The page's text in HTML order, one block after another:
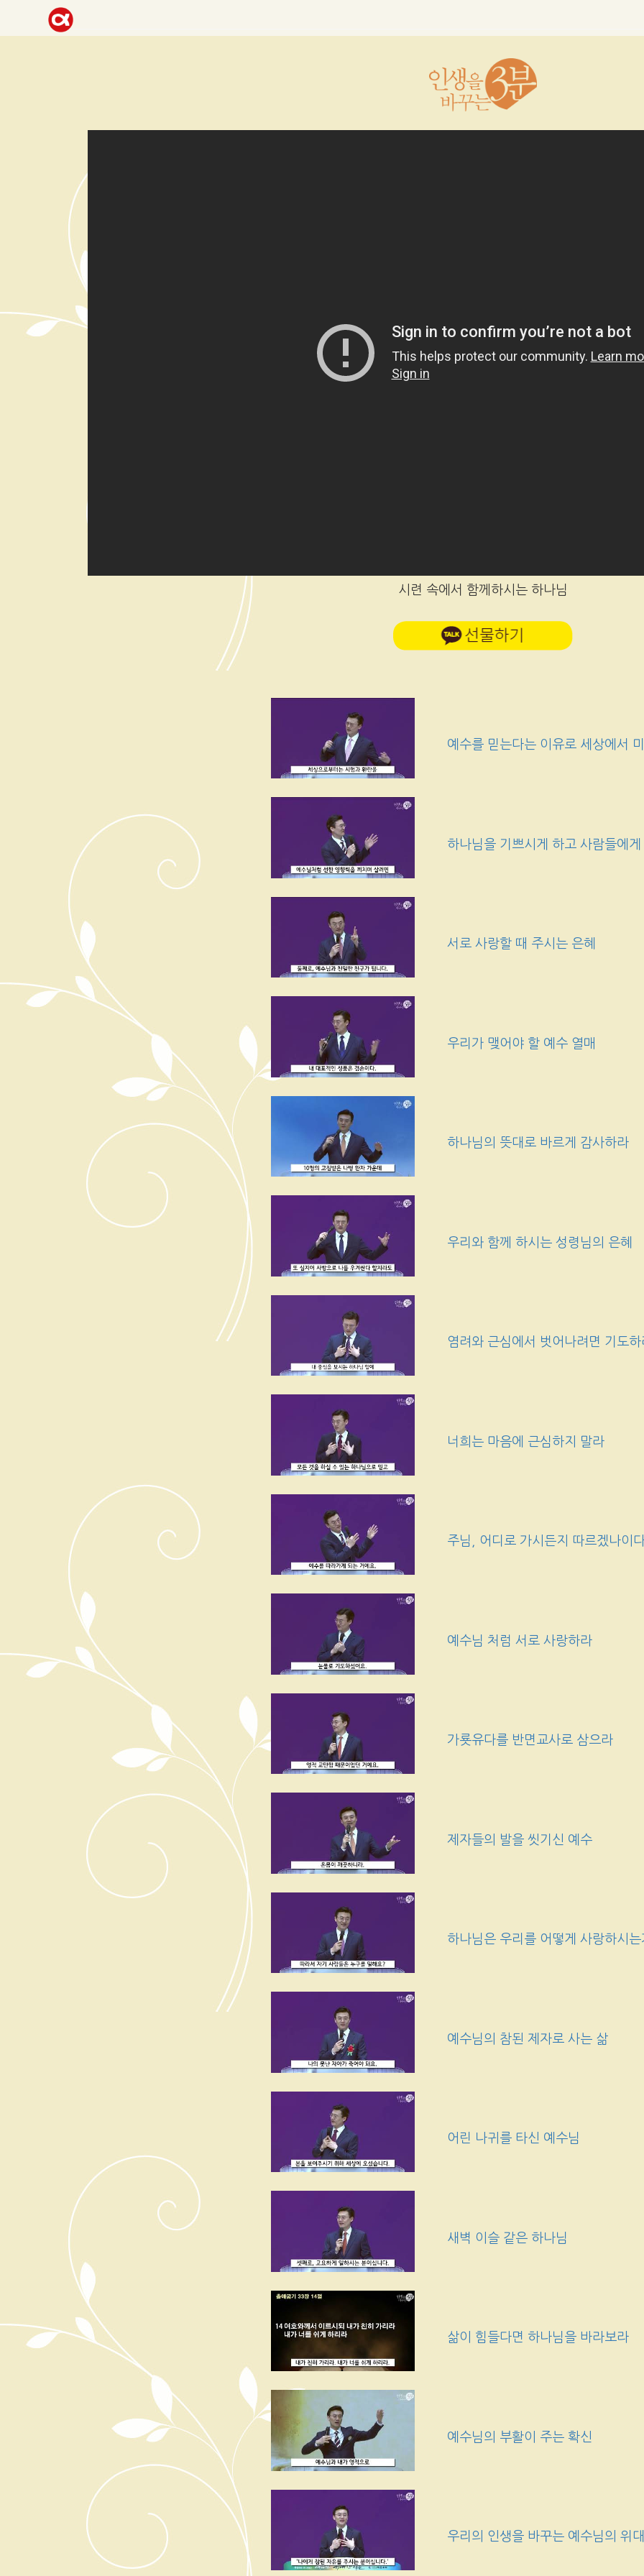
시련 속에서 함께하시는 하나님
예수를 믿는다는 이유로 세상에서
하나님을 기쁘시게 하고 사람들에
서로 사랑할 때 주시는 은혜
우리가 맺어야 할 예수 열매
하나님의 뜻대로 바르게 감사하라
우리와 함께 하시는 성령님의 은혜
염려와 근심에서 벗어나려면 기도하
너희는 마음에 근심하지 말라
주님, 어디로 가시든지 따르겠나이
예수님 처럼 서로 사랑하라
가룟유다를 반면교사로 삼으라
제자들의 발을 씻기신 예수
하나님은 우리를 어떻게 사랑하시는
예수님의 참된 제자로 사는 삶
어린 나귀를 타신 예수님
새벽 이슬 같은 하나님
삶이 힘들다면 하나님을 바라보라
예수님의 부활이 주는 확신
우리의 인생을 바꾸는 예수님의 위